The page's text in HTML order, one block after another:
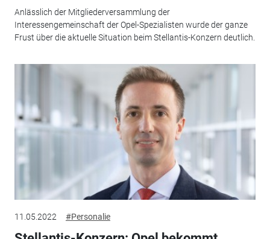
Anlässlich der Mitgliederversammlung der
Interessengemeinschaft der Opel-Spezialisten wurde der ganze
Frust über die aktuelle Situation beim Stellantis-Konzern deutlich.
11.05.2022 #Personalie